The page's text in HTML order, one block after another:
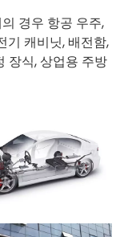
경우 항공 우주,
기 캐비닛, 배전함,
장식, 상업용 주방